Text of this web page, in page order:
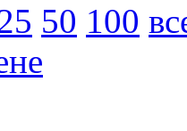
50 100